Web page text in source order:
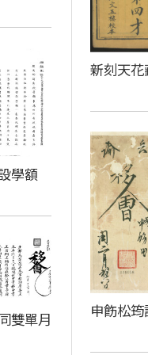
新刻天
學額
申飭松
雙單月